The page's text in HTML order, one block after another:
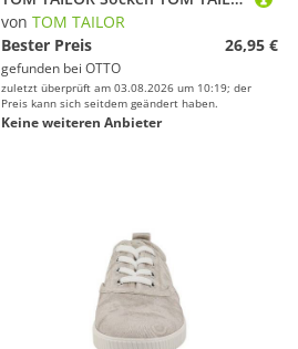
von TOM TAILOR
Bester Preis
26,95 €
gefunden bei OTTO
zuletzt überprüft am 03.08.2026 um 10:19; der
Preis kann sich seitdem geändert haben.
Keine weiteren Anbieter